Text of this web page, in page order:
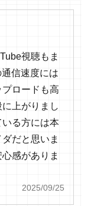
視聴もま
信速度には
ロードも高
上がりまし
る方には本
だと思いま
感がありま
2025/09/25